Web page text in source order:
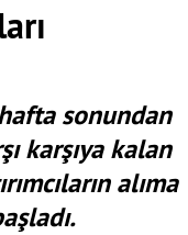
sonundan
karşıya kalan
alıma